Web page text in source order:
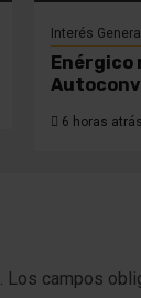
Interés General
Enérgico
6 horas atrás
Los campos